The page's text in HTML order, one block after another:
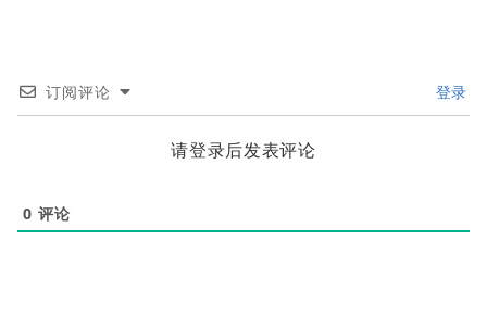
订阅评论 登录
请登录后发表评论
0 评论